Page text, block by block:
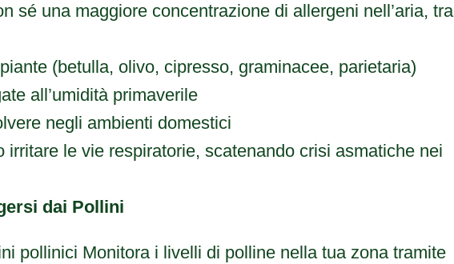
sé una maggiore concentrazione di allergeni nell’aria, tra
(betulla, olivo, cipresso, graminacee, parietaria)
all’umidità primaverile
negli ambienti domestici
irritare le vie respiratorie, scatenando crisi asmatiche nei
dai Pollini
pollinici Monitora i livelli di polline nella tua zona tramite